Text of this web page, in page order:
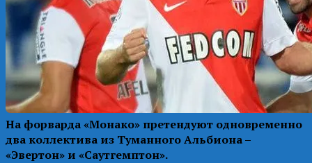
На форварда «Монако» претендуют одновременно
два коллектива из Туманного Альбиона –
«Эвертон» и «Саутгемптон».